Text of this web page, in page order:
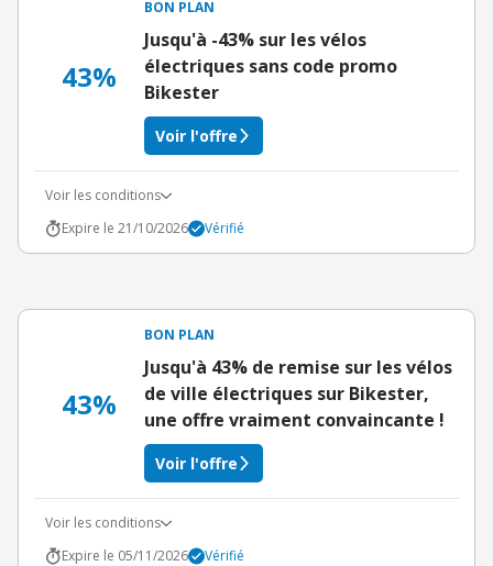
43%
BON PLAN
Jusqu'à -43% sur les vélos
électriques sans code promo
Bikester
Voir l'offre
Voir les conditions
Expire le 21/10/2026
Vérifié
43%
BON PLAN
Jusqu'à 43% de remise sur les vélos
de ville électriques sur Bikester,
une offre vraiment convaincante !
Voir l'offre
Voir les conditions
Expire le 05/11/2026
Vérifié